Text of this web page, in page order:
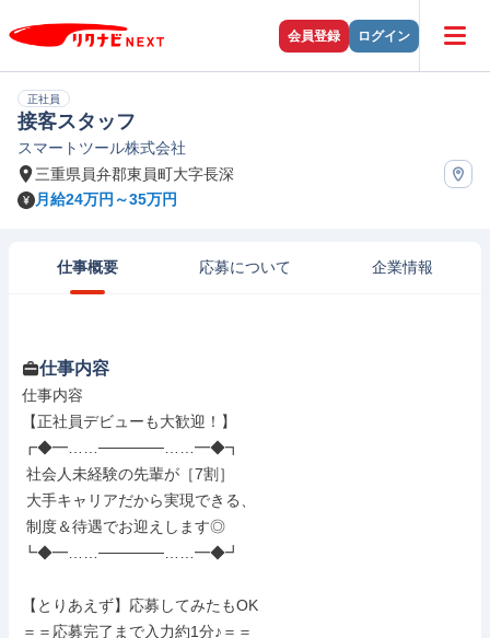
会員登録 ログイン
正社員
接客スタッフ
スマートツール株式会社
三重県員弁郡東員町大字長深
月給24万円～35万円
仕事概要 応募について 企業情報
仕事内容
仕事内容
【正社員デビューも大歓迎！】
┏◆━……──────……━◆┓
┗◆━……──────……━◆┛
【とりあえず】応募してみたもOK
＝＝応募完了まで入力約1分♪＝＝